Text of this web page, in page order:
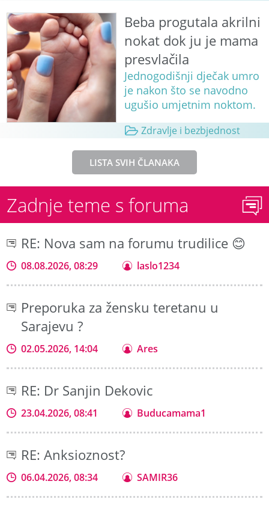
Beba progutala akrilni
nokat dok ju je mama
presvlačila
Jednogodišnji dječak umro
je nakon što se navodno
ugušio umjetnim noktom.
Zdravlje i bezbjednost
LISTA SVIH ČLANAKA
Zadnje teme s foruma
RE: Nova sam na forumu trudilice 😊
08.08.2026, 08:29 laslo1234
Preporuka za žensku teretanu u
Sarajevu ?
02.05.2026, 14:04 Ares
RE: Dr Sanjin Dekovic
23.04.2026, 08:41 Buducamama1
RE: Anksioznost?
06.04.2026, 08:34 SAMIR36